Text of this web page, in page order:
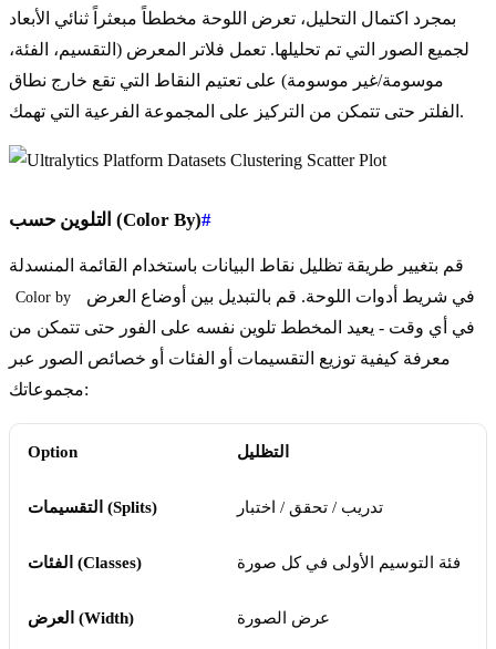
بمجرد اكتمال التحليل، تعرض اللوحة مخططاً مبعثراً ثنائي الأبعاد
لجميع الصور التي تم تحليلها. تعمل فلاتر المعرض (التقسيم، الفئة،
موسومة/غير موسومة) على تعتيم النقاط التي تقع خارج نطاق
الفلتر حتى تتمكن من التركيز على المجموعة الفرعية التي تهمك.
التلوين حسب (Color By)#
قم بتغيير طريقة تظليل نقاط البيانات باستخدام القائمة المنسدلة
Color by
في أي وقت - يعيد المخطط تلوين نفسه على الفور حتى تتمكن من
معرفة كيفية توزيع التقسيمات أو الفئات أو خصائص الصور عبر
مجموعاتك:
Option التظليل
التقسيمات (Splits) تدريب / تحقق / اختبار
الفئات (Classes) فئة التوسيم الأولى في كل صورة
العرض (Width) عرض الصورة